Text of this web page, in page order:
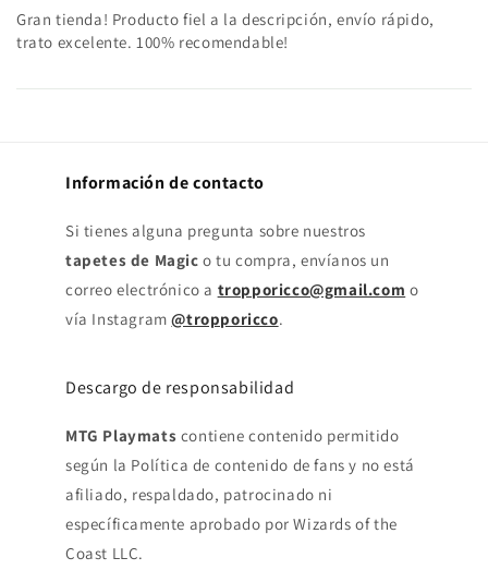
Gran tienda! Producto fiel a la descripción, envío rápido,
trato excelente. 100% recomendable!
Información de contacto
Si tienes alguna pregunta sobre nuestros
tapetes de Magic o tu compra, envíanos un
correo electrónico a tropporicco@gmail.com o
vía Instagram@tropporicco.
Descargo de responsabilidad
MTG Playmats contiene contenido permitido
según la Política de contenido de fans y no está
afiliado, respaldado, patrocinado ni
específicamente aprobado por Wizards of the
Coast LLC.